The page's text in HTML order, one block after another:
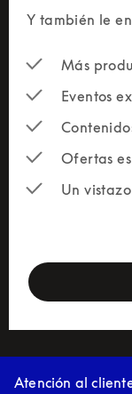
Y también le
Más
Eventos
Ofertas
Un
Atención al